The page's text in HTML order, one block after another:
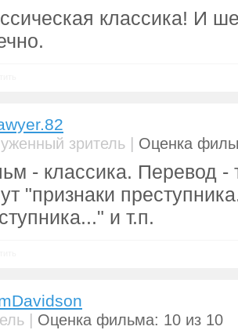
классика! И
зритель | Оценка
- классика. Перевод -
"признаки
и т.п.
| Оценка фильма: 10 из 10